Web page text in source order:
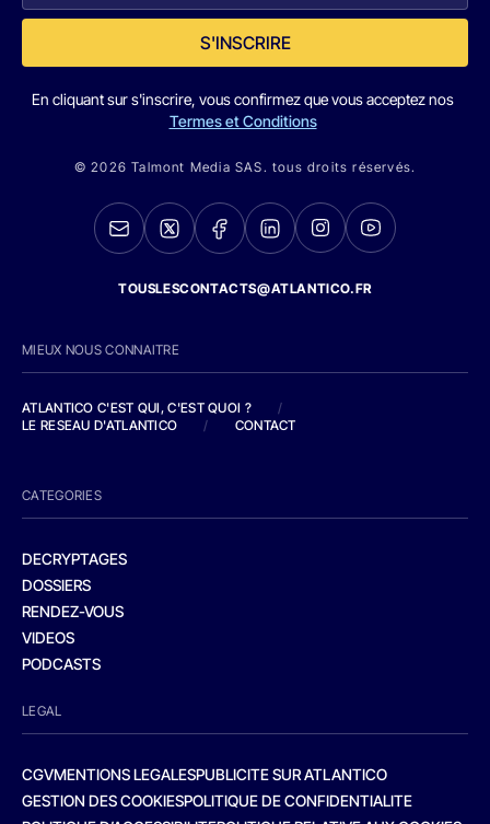
S'INSCRIRE
En cliquant sur s'inscrire, vous confirmez que vous acceptez nos
Termes et Conditions
© 2026 Talmont Media SAS. tous droits réservés.
TOUSLESCONTACTS@ATLANTICO.FR
MIEUX NOUS CONNAITRE
ATLANTICO C'EST QUI, C'EST QUOI ?
/
LE RESEAU D'ATLANTICO
/ CONTACT
CATEGORIES
DECRYPTAGES
DOSSIERS
RENDEZ-VOUS
VIDEOS
PODCASTS
LEGAL
CGVMENTIONS LEGALESPUBLICITE SUR ATLANTICO
GESTION DES COOKIESPOLITIQUE DE CONFIDENTIALITE